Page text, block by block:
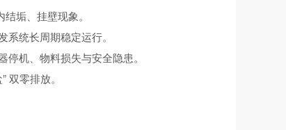
垢、挂壁现象。
统长周期稳定运行。
机、物料损失与安全隐患。
零排放。